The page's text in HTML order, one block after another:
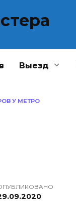
Выезд
У МЕТРО